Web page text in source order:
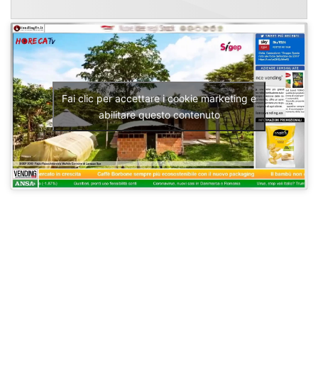
Fai clic per accettare i cookie marketing e
abilitare questo contenuto